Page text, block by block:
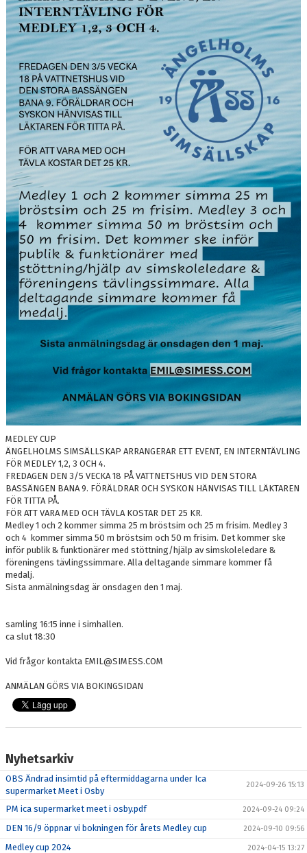
MEDLEY CUP
ÄNGELHOLMS SIMSÄLLSKAP ARRANGERAR ETT EVENT, EN INTERNTÄVLING
FÖR MEDLEY 1,2, 3 OCH 4.
FREDAGEN DEN 3/5 VECKA 18 PÅ VATTNETSHUS VID DEN STORA
BASSÄNGEN BANA 9. FÖRÄLDRAR OCH SYSKON HÄNVISAS TILL LÄKTAREN
FÖR TITTA PÅ.​
FÖR ATT VARA MED OCH TÄVLA KOSTAR DET 25 KR.
Medley 1 och 2 kommer simma 25 m bröstsim och 25 m frisim. Medley 3
och 4 kommer simma 50 m bröstsim och 50 m frisim. Det kommer ske
inför publik & funktionärer med stöttning/hjälp av simskoleledare &
föreningens tävlingssimmare. Alla deltagande simmare kommer få
medalj.
Sista anmälningsdag är onsdagen den 1 maj.​​
samling 16:15 inne i simhallen.
ca slut 18:30
Vid frågor kontakta EMIL@SIMESS.COM​​
ANMÄLAN GÖRS VIA BOKINGSIDAN
Nyhetsarkiv
OBS Ändrad insimtid på eftermiddagarna under Ica
supermarket Meet i Osby
2024-09-26 15:13
PM ica supermarket meet i osby.pdf 2024-09-24 09:24
DEN 16/9 öppnar vi bokningen för årets Medley cup 2024-09-10 09:56
Medley cup 2024 2024-04-15 13:27